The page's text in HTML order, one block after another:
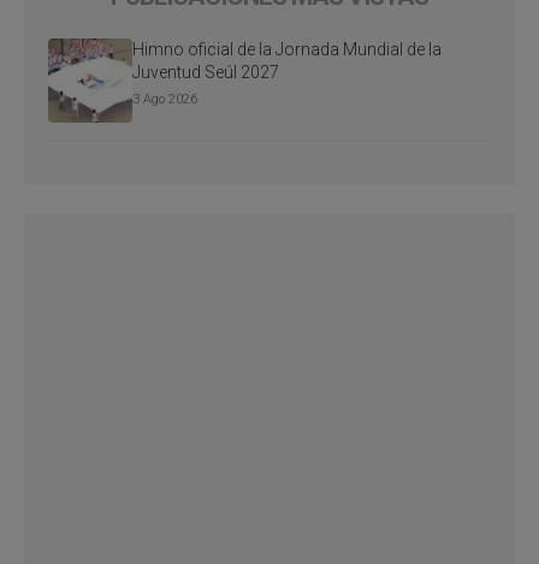
Himno oficial de la Jornada Mundial de la
Juventud Seúl 2027
3 Ago 2026